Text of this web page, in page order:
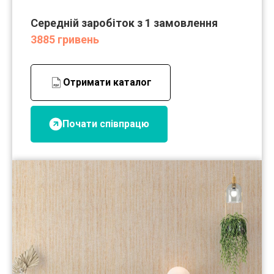
Середній заробіток з 1 замовлення
3885 гривень
Отримати каталог
Почати співпрацю